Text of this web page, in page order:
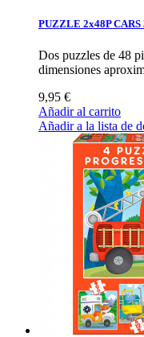
PUZZLE 2x48P CARS
Dos puzzles de 48
dimensiones
9,95 €
Añadir al carrito
Añadir a la lista de